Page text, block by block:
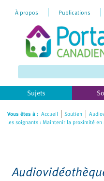
website
includes
an
accessibility
system.
À propos Publications
Sujets
Vous êtes à : Accueil Soutien
les soignants : Maintenir la proximité